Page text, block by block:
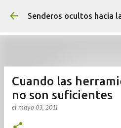
Ir al
Senderos ocultos hacia
Cuando las
no son suficientes
el mayo 03, 2011